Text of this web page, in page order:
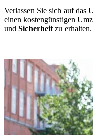
Verlassen Sie sich auf das
einen kostengünstigen
und Sicherheit zu erhalten.